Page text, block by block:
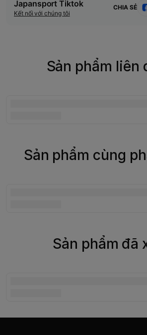
Japansport Tiktok
Kết nối với chúng tôi
CHIA SẺ
Sản phẩm liên
Sản phẩm cùng
Sản phẩm đã